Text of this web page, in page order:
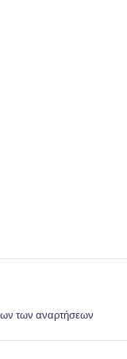
των αναρτήσεων